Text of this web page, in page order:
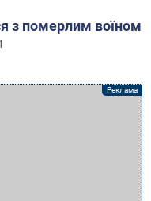
з померлим воїном